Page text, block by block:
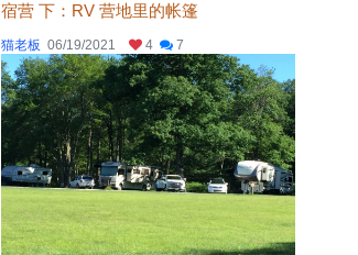
宿营 下：RV 营地里的帐篷
猫老板 06/19/2021 4 7